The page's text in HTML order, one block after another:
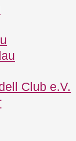
Club e.V.